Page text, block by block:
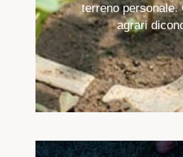
terreno personale.
agrari